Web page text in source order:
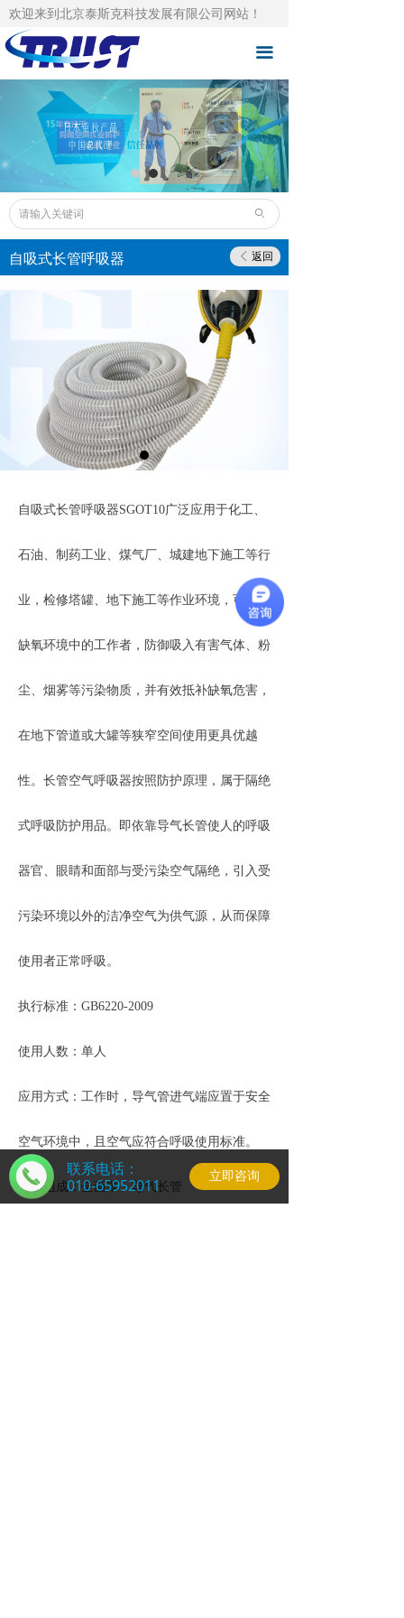
欢迎来到北京泰斯克科技发展有限公司网站！
끀
泰斯克首页
自主品牌
总品牌代理
成功案例
技术支持
下载中心
泰斯克资讯
联系泰斯克
ꄙ
ꁣ 返回
自吸式长管呼吸器
自吸式长管呼吸器SGOT10广泛应用于化工、
石油、制药工业、煤气厂、城建地下施工等行
业，检修塔罐、地下施工等作业环境，可保护
缺氧环境中的工作者，防御吸入有害气体、粉
尘、烟雾等污染物质，并有效抵补缺氧危害，
在地下管道或大罐等狭窄空间使用更具优越
性。长管空气呼吸器按照防护原理，属于隔绝
式呼吸防护用品。即依靠导气长管使人的呼吸
器官、眼睛和面部与受污染空气隔绝，引入受
污染环境以外的洁净空气为供气源，从而保障
使用者正常呼吸。
执行标准：GB6220-2009
使用人数：单人
应用方式：工作时，导气管进气端应置于安全
空气环境中，且空气应符合呼吸使用标准。
部件组成：全面罩、导气长管
联系电话：
010-65952011
立即咨询